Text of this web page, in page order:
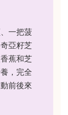
一把菠
亞籽芝
蕉和芝
，完全
前後來